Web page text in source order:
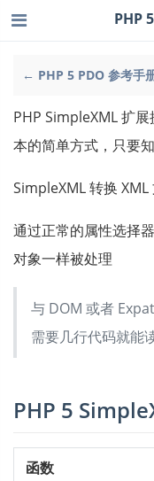
← PHP 5 PDO 参考手
PHP
PHP SimpleXML 扩
本的简单方式，只要
SimpleXML 转换
通过正常的属性选择
对象一样被处理
与 DOM 或者
需要几行代码就能
PHP 5
函数